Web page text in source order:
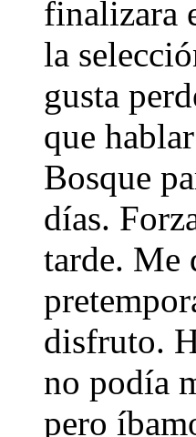
finalizara
la
gusta
que
Bosque
días.
tarde. Me
disfruto.
no podía
pero